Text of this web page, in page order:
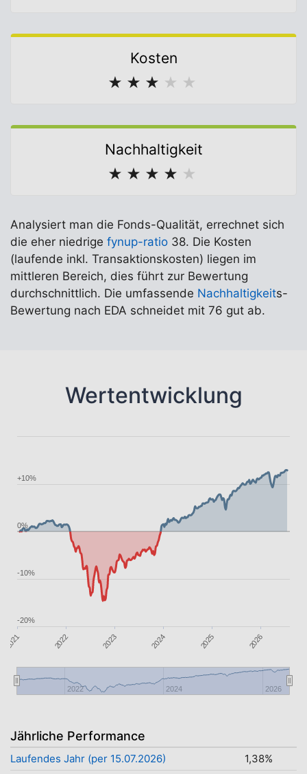
Kosten
★ ★ ★ ★ ★
Nachhaltigkeit
★ ★ ★ ★ ★
Analysiert man die Fonds-Qualität, errechnet sich
die eher niedrige fynup-ratio 38. Die Kosten
(laufende inkl. Transaktionskosten) liegen im
mittleren Bereich, dies führt zur Bewertung
durchschnittlich. Die umfassende Nachhaltigkeits-
Bewertung nach EDA schneidet mit 76 gut ab.
Wertentwicklung
2021 2022 2023 2024 2025 2026
2022 2024 2026
-20%
-10%
0%
+10%
Jährliche Performance
Laufendes Jahr (per 15.07.2026)
1,38%